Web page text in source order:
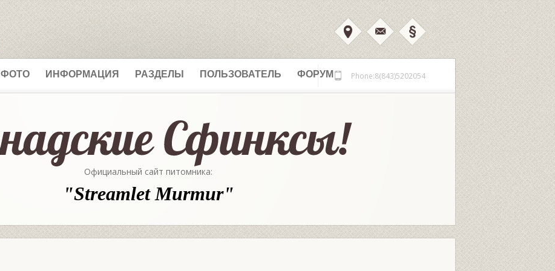
ФОТО ИНФОРМАЦИЯ РАЗДЕЛЫ ПОЛЬЗОВАТЕЛЬ ФОРУМ Phone:8(843)5202054
Официальный сайт питомника:
"Streamlet Murmur"